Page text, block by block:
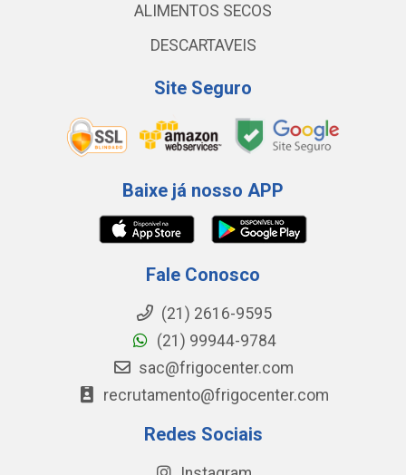
ALIMENTOS SECOS
DESCARTAVEIS
Site Seguro
Baixe já nosso APP
Fale Conosco
(21) 2616-9595
(21) 99944-9784
sac@frigocenter.com
recrutamento@frigocenter.com
Redes Sociais